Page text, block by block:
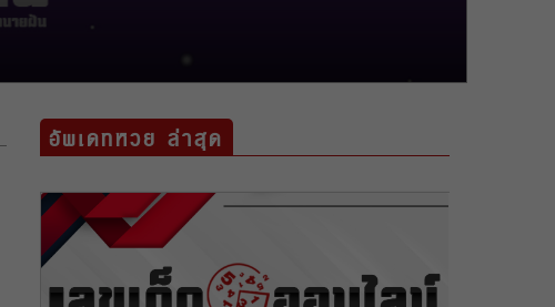
อัพเดทหวย ล่าสุด